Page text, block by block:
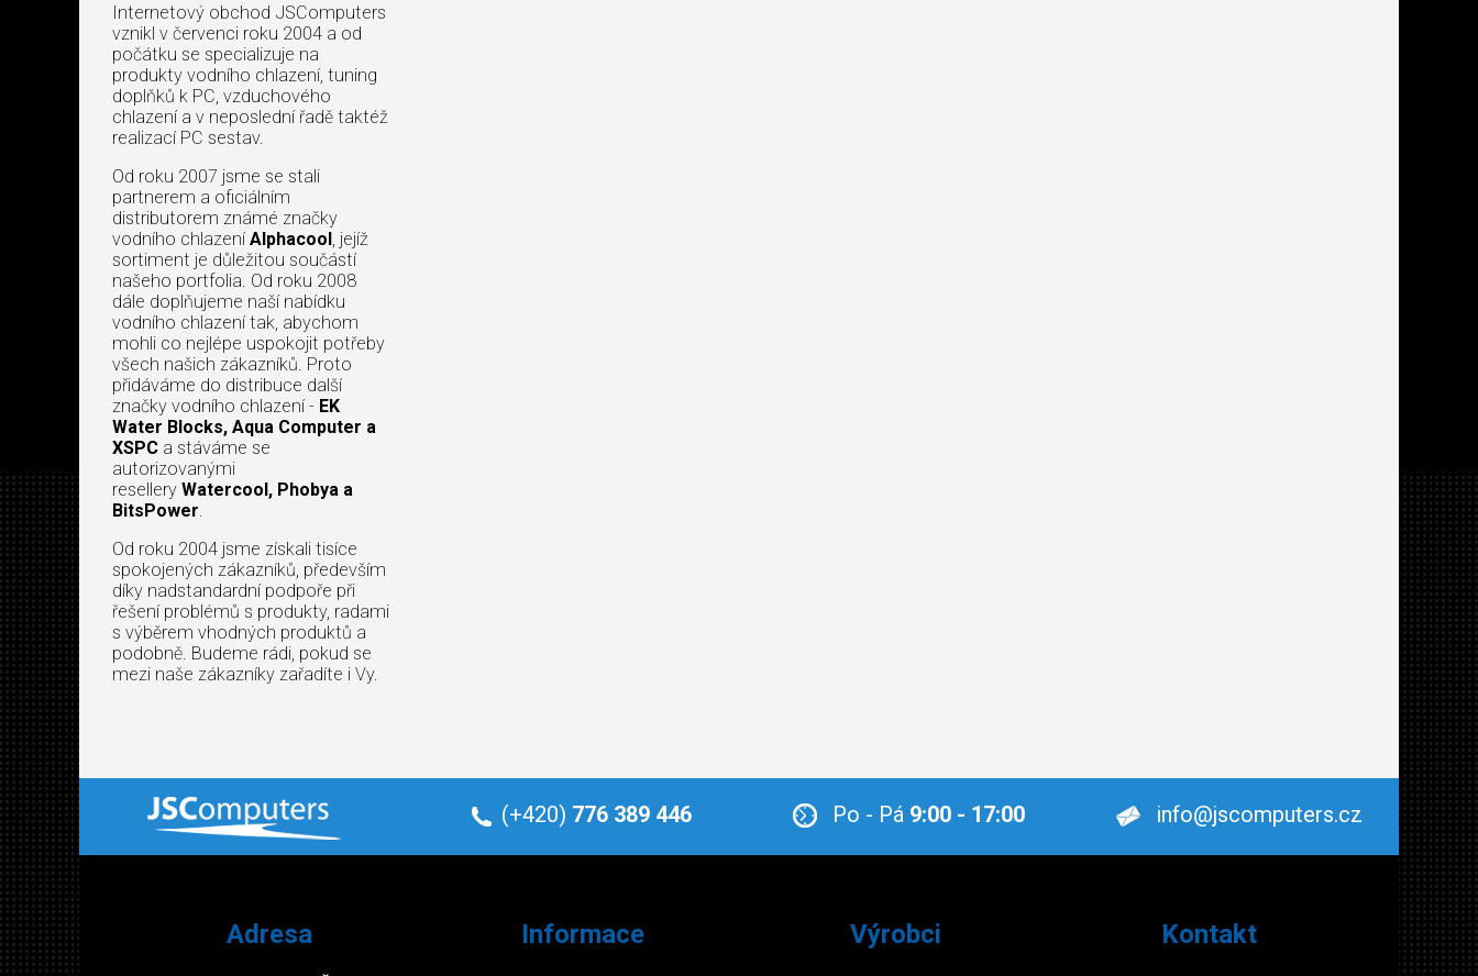
Internetový obchod JSComputers
vznikl v červenci roku 2004 a od
počátku se specializuje na
produkty vodního chlazení, tuning
doplňků k PC, vzduchového
chlazení a v neposlední řadě taktéž
realizací PC sestav.
Od roku 2007 jsme se stali
partnerem a oficiálním
distributorem známé značky
vodního chlazení Alphacool, jejíž
sortiment je důležitou součástí
našeho portfolia. Od roku 2008
dále doplňujeme naší nabídku
vodního chlazení tak, abychom
mohli co nejlépe uspokojit potřeby
všech našich zákazníků. Proto
přidáváme do distribuce další
značky vodního chlazení - EK
Water Blocks, Aqua Computer a
XSPC a stáváme se
autorizovanými
resellery Watercool, Phobya a
BitsPower.
Od roku 2004 jsme získali tisíce
spokojených zákazníků, především
díky nadstandardní podpoře při
řešení problémů s produkty, radami
s výběrem vhodných produktů a
podobně. Budeme rádi, pokud se
mezi naše zákazníky zařadíte i Vy.
(+420) 776 389 446 Po - Pá 9:00 - 17:00 info@jscomputers.cz
Adresa Informace Výrobci Kontakt